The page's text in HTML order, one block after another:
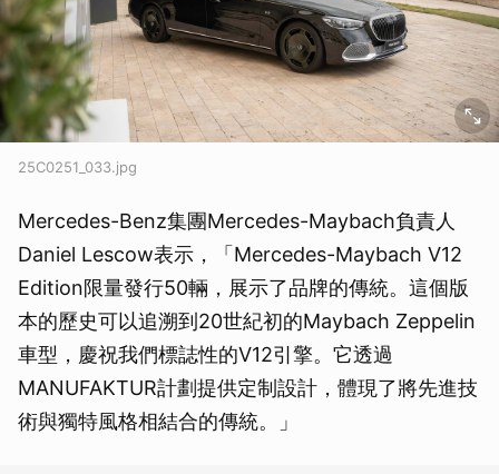
25C0251_033.jpg
Mercedes-Benz集團Mercedes-Maybach負責人
Daniel Lescow表示，「Mercedes-Maybach V12
Edition限量發行50輛，展示了品牌的傳統。這個版
本的歷史可以追溯到20世紀初的Maybach Zeppelin
車型，慶祝我們標誌性的V12引擎。它透過
MANUFAKTUR計劃提供定制設計，體現了將先進技
術與獨特風格相結合的傳統。」